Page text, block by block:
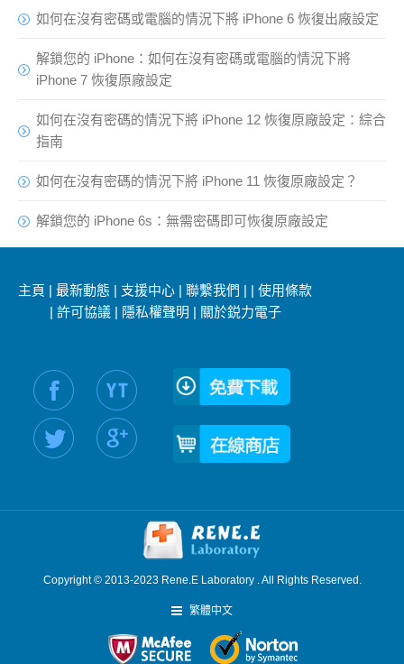
如何在沒有密碼或電腦的情況下將 iPhone 6 恢復出廠設定
解鎖您的 iPhone：如何在沒有密碼或電腦的情況下將
iPhone 7 恢復原廠設定
如何在沒有密碼的情況下將 iPhone 12 恢復原廠設定：綜合
指南
如何在沒有密碼的情況下將 iPhone 11 恢復原廠設定？
解鎖您的 iPhone 6s：無需密碼即可恢復原廠設定
主頁 |最新動態 | 支援中心 |聯繫我們 | |使用條款
| 許可協議| 隱私權聲明 | 關於鋭力電子
社交媒體信息：
Copyright © 2013-2023 Rene.E Laboratory . All Rights Reserved.
繁體中文